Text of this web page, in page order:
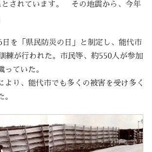
とされています。 その地震から、今年
を「県民防災の日」と制定し、能代市
練が行われた。市民等、約550人が参加
っていた。
より、能代市でも多くの被害を受け多く
。